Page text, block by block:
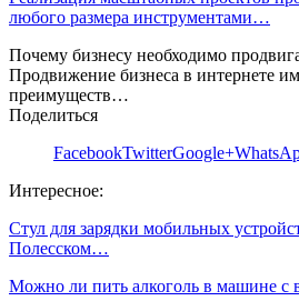
любого размера инструментами…
Почему бизнесу необходимо
Продвижение бизнеса в интернете
преимуществ…
Поделиться
FacebookTwitterGoogle+
Интересное:
Стул для зарядки мобильных
Полесском…
Можно ли пить алкоголь в машине с